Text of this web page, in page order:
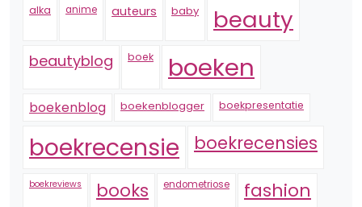
alka anime auteurs baby beauty
beautyblog boek boeken
boekenblog boekenblogger boekpresentatie
boekrecensie boekrecensies
boekreviews books endometriose fashion